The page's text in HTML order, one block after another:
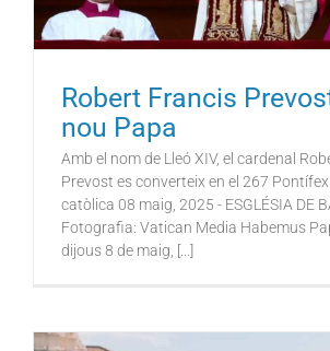
Robert Francis
nou Papa
Amb el nom de Lleó XIV, el cardenal
Prevost es converteix en el 267
catòlica 08 maig, 2025 - ESGLÉSIA DE
Fotografia: Vatican Media Habemus
dijous 8 de maig, [...]